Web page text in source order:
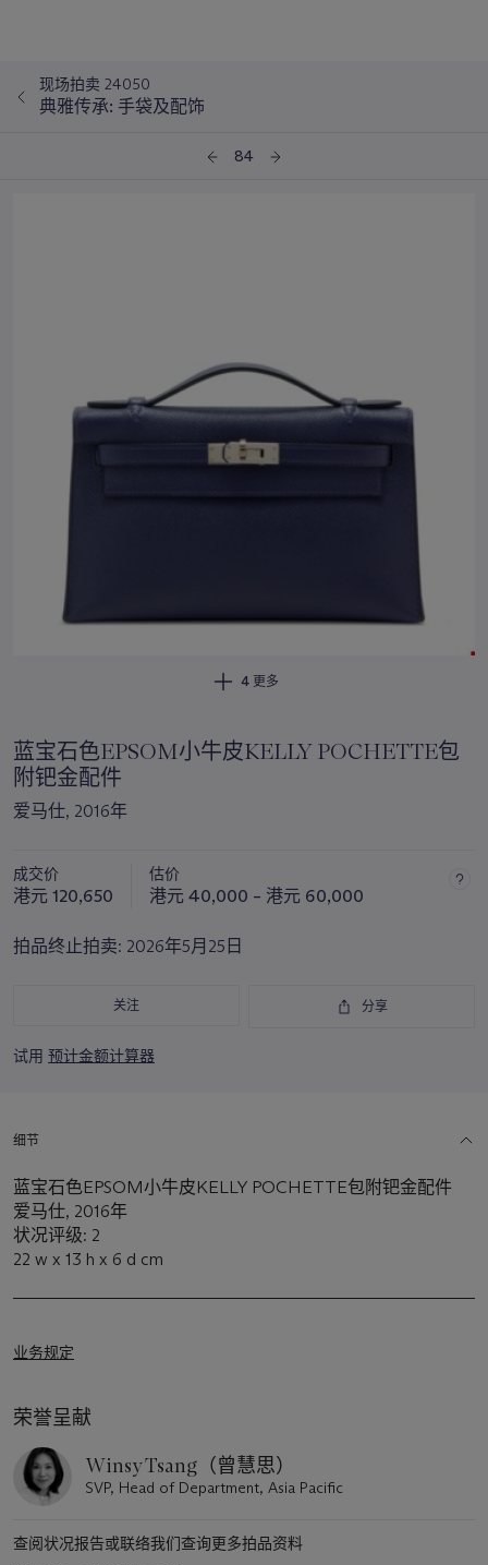
现场拍卖 24050
典雅传承: 手袋及配饰
84
4 更多
蓝宝石色EPSOM小牛皮KELLY POCHETTE包
附钯金配件
爱马仕, 2016年
成交价
港元 120,650
估价
港元 40,000 – 港元 60,000
拍品终止拍卖: 2026年5月25日
关注 分享
试用 预计金额计算器
细节
蓝宝石色EPSOM小牛皮KELLY POCHETTE包附钯金配件
爱马仕, 2016年
状况评级: 2
22 w x 13 h x 6 d cm
业务规定
荣誉呈献
Winsy Tsang（曾慧思）
SVP, Head of Department, Asia Pacific
查阅状况报告或联络我们查询更多拍品资料